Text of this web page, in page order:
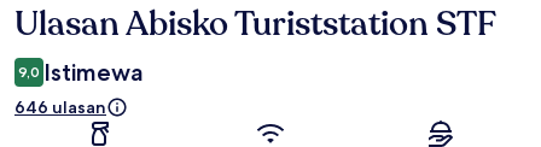
Ulasan
Ulasan Abisko Turiststation STF
9,0 Istimewa
646 ulasan